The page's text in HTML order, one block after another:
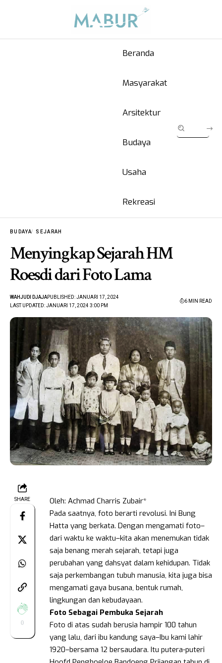
Beranda
Masyarakat
Arsitektur
Budaya
Usaha
Rekreasi
BUDAYA SEJARAH
Menyingkap Sejarah HM
Roesdi dari Foto Lama
LAST UPDATED: JANUARI 17, 2024 3:00 PM
WAHJUDI DJAJAPUBLISHED: JANUARI 17, 2024
6 MIN READ
SHARE
0
Oleh: Achmad Charris Zubair*
Pada saatnya, foto berarti revolusi. Ini Bung
Hatta yang berkata. Dengan mengamati foto–
dari waktu ke waktu–kita akan menemukan tidak
saja benang merah sejarah, tetapi juga
perubahan yang dahsyat dalam kehidupan. Tidak
saja perkembangan tubuh manusia, kita juga bisa
mengamati gaya busana, bentuk rumah,
lingkungan dan kebudayaan.
Foto Sebagai Pembuka Sejarah
Foto di atas sudah berusia hampir 100 tahun
yang lalu, dari ibu kandung saya–Ibu kami lahir
1920–bersama 12 bersaudara. Itu putera-puteri